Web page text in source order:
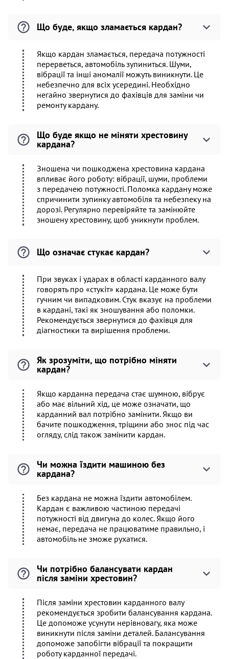
Що буде, якщо зламається кардан?
Якщо кардан зламається, передача потужності
перерветься, автомобіль зупиниться. Шуми,
вібрації та інші аномалії можуть виникнути. Це
небезпечно для всіх усередині. Необхідно
негайно звернутися до фахівців для заміни чи
ремонту кардану.
Що буде якщо не міняти хрестовину
кардана?
Зношена чи пошкоджена хрестовина кардана
впливає його роботу: вібрації, шуми, проблеми
з передачею потужності. Поломка кардану може
спричинити зупинку автомобіля та небезпеку на
дорозі. Регулярно перевіряйте та замінюйте
зношену хрестовину, щоб уникнути проблем.
Що означає стукає кардан?
При звуках і ударах в області карданного валу
говорять про «стукіт» кардана. Це може бути
гучним чи випадковим. Стук вказує на проблеми
в кардані, такі як зношування або поломки.
Рекомендується звернутися до фахівця для
діагностики та вирішення проблеми.
Як зрозуміти, що потрібно міняти
кардан?
Якщо карданна передача стає шумною, вібрує
або має вільний хід, це може означати, що
карданний вал потрібно замінити. Якщо ви
бачите пошкодження, тріщини або знос під час
огляду, слід також замінити кардан.
Чи можна їздити машиною без
кардана?
Без кардана не можна їздити автомобілем.
Кардан є важливою частиною передачі
потужності від двигуна до колес. Якщо його
немає, передача не працюватиме правильно, і
автомобіль не зможе рухатися.
Чи потрібно балансувати кардан
після заміни хрестовин?
Після заміни хрестовин карданного валу
рекомендується зробити балансування кардана.
Це допоможе усунути нерівновагу, яка може
виникнути після заміни деталей. Балансування
допоможе запобігти вібрації та покращити
роботу карданної передачі.